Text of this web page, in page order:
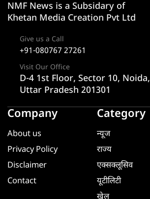
NMF News is a Subsidary of
Khetan Media Creation Pvt Ltd
Give us a Call
+91-080767 27261
Visit Our Office
D-4 1st Floor, Sector 10, Noida,
Uttar Pradesh 201301
Company
About us
Privacy Policy
Disclaimer
Contact
Category
न्यूज
राज्य
एक्सक्लूसिव
यूटीलिटी